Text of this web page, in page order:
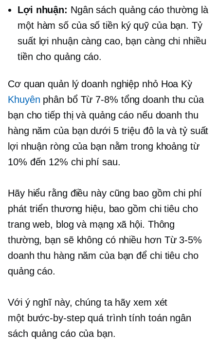
Lợi nhuận: Ngân sách quảng cáo thường là
một hàm số của số tiền ký quỹ của bạn. Tỷ
suất lợi nhuận càng cao, bạn càng chi nhiều
tiền cho quảng cáo.
Cơ quan quản lý doanh nghiệp nhỏ Hoa Kỳ
Khuyên phân bổ Từ 7-8% tổng doanh thu của
bạn cho tiếp thị và quảng cáo nếu doanh thu
hàng năm của bạn dưới 5 triệu đô la và tỷ suất
lợi nhuận ròng của bạn nằm trong khoảng từ
10% đến 12% chi phí sau.
Hãy hiểu rằng điều này cũng bao gồm chi phí
phát triển thương hiệu, bao gồm chi tiêu cho
trang web, blog và mạng xã hội. Thông
thường, bạn sẽ không có nhiều hơn Từ 3-5%
doanh thu hàng năm của bạn để chi tiêu cho
quảng cáo.
Với ý nghĩ này, chúng ta hãy xem xét
một bước-by-stepquá trình tính toán ngân
sách quảng cáo của bạn.